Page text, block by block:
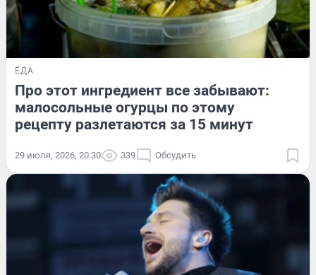
ЕДА
Про этот ингредиент все забывают:
малосольные огурцы по этому
рецепту разлетаются за 15 минут
29 июля, 2026, 20:30 339 Обсудить